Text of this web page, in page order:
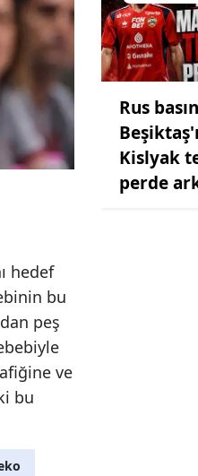
hedef
bu
peş
ve
bu
Rus
Kislyak
perde